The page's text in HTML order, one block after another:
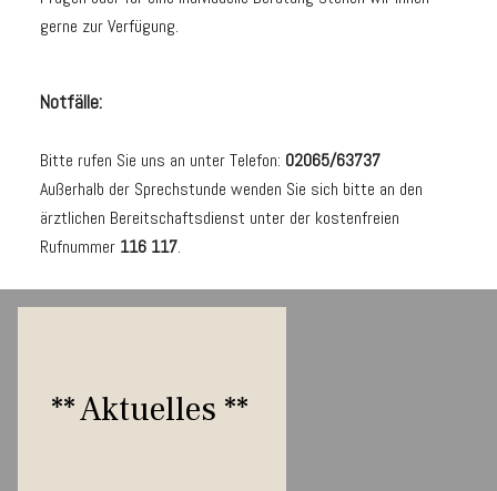
gerne zur Verfügung.
Notfälle:
Bitte rufen Sie uns an unter Telefon: 02065/63737
Außerhalb der Sprechstunde wenden Sie sich bitte an den
ärztlichen Bereitschaftsdienst unter der kostenfreien
Rufnummer 116 117.
** Aktuelles **